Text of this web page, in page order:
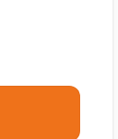
aantal